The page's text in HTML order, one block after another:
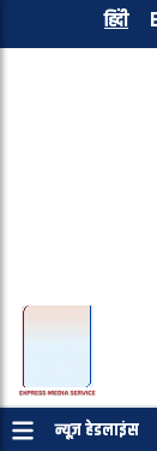
हिंदी
न्यूज़ हेडलाइंस
की जरुरत नहीं